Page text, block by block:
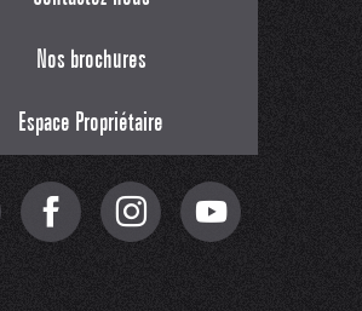
Nos brochures
Espace Propriétaire